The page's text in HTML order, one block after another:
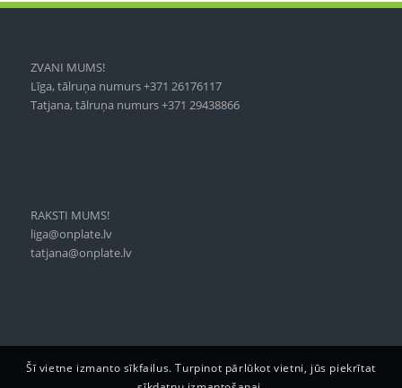
ZVANI MUMS!
Līga, tālruņa numurs +371 26176117
Tatjana, tālruņa numurs +371 29438866
RAKSTI MUMS!
liga@onplate.lv
tatjana@onplate.lv
Šī vietne izmanto sīkfailus. Turpinot pārlūkot vietni, jūs piekrītat